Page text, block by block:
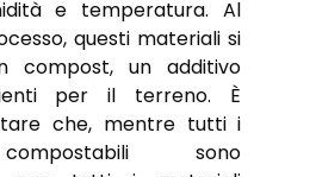
e temperatura. Al
questi materiali si
compost, un additivo
per il terreno. È
che, mentre tutti i
sono